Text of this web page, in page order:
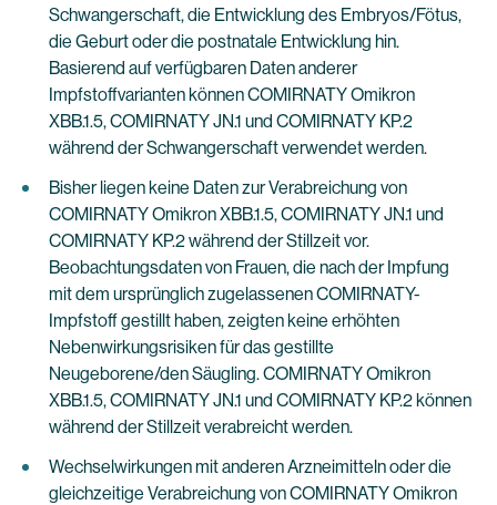
Schwangerschaft, die Entwicklung des Embryos/Fötus,
die Geburt oder die postnatale Entwicklung hin.
Basierend auf verfügbaren Daten anderer
Impfstoffvarianten können COMIRNATY Omikron
XBB.1.5, COMIRNATY JN.1 und COMIRNATY KP.2
während der Schwangerschaft verwendet werden.
Bisher liegen keine Daten zur Verabreichung von
COMIRNATY Omikron XBB.1.5, COMIRNATY JN.1 und
COMIRNATY KP.2 während der Stillzeit vor.
Beobachtungsdaten von Frauen, die nach der Impfung
mit dem ursprünglich zugelassenen COMIRNATY-
Impfstoff gestillt haben, zeigten keine erhöhten
Nebenwirkungsrisiken für das gestillte
Neugeborene/den Säugling. COMIRNATY Omikron
XBB.1.5, COMIRNATY JN.1 und COMIRNATY KP.2 können
während der Stillzeit verabreicht werden.
Wechselwirkungen mit anderen Arzneimitteln oder die
gleichzeitige Verabreichung von COMIRNATY Omikron